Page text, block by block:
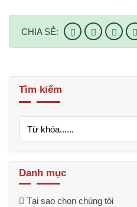
CHIA SẺ:
Tìm kiếm
Danh mục
Tại sao chọn chúng tôi